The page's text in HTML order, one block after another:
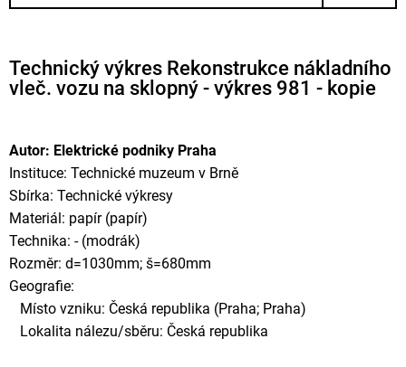
Technický výkres Rekonstrukce nákladního
vleč. vozu na sklopný - výkres 981 - kopie
Autor: Elektrické podniky Praha
Instituce: Technické muzeum v Brně
Sbírka: Technické výkresy
Materiál: papír (papír)
Technika: - (modrák)
Rozměr: d=1030mm; š=680mm
Geografie:
Místo vzniku: Česká republika (Praha; Praha)
Lokalita nálezu/sběru: Česká republika